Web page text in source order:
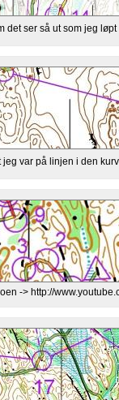
det ser så ut som jeg
jeg var på linjen i den
-> http://